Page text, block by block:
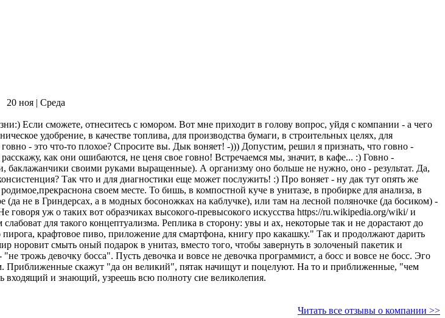
20 ноя | Среда
мне приходит в голову вопрос, уйдя с компании - а чего
как они ошибаются, не ценя свое говно! Встречаемся мы, значит, в кафе... :) Говно -
своими руками выращенные). А организму оно больше не нужно, оно - результат. Да,
и для диагностики еще может послужить! :) Про воняет - ну дак тут опять же
(да не в Гриндерсах, а в модных босоножках на каблучке), или там на лесной поляночке (да босиком) -
уж о таких вот образчиках высокого-превысокого искусства https://ru.wikipedia.org/wiki/ и
смыть оный подарок в унитаз, вместо того, чтобы завернуть в золоченый пакетик и
Приближенные скажут "да он великий", пятак начищут и поцелуют. На то и приближенные, "чем
Не все и не у всех, и все же это видно. И ты знай, коль входящий и знающий, узреешь всю полноту сие великолепия.
Читать все отзывы о компании >>